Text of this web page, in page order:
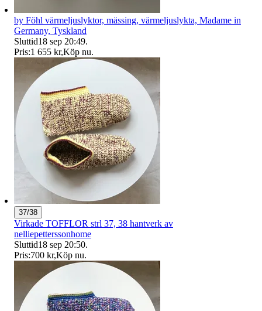
by Föhl värmeljuslyktor, mässing, värmeljuslykta, Madame in
Germany, Tyskland
Sluttid18 sep 20:49.
Pris:1 655 kr,Köp nu.
37/38
Virkade TOFFLOR strl 37, 38 hantverk av
nelliepetterssonhome
Sluttid18 sep 20:50.
Pris:700 kr,Köp nu.